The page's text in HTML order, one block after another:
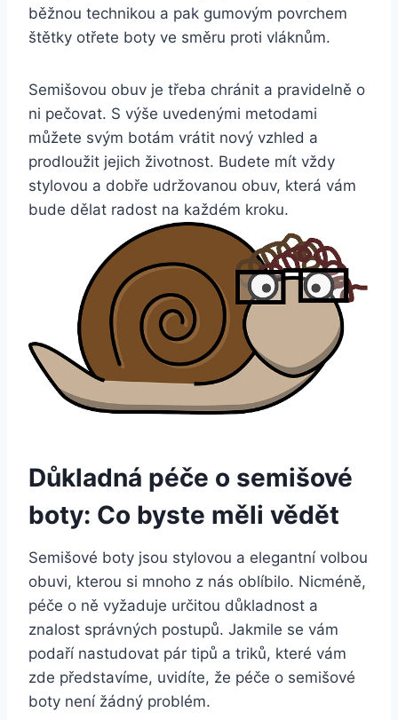
běžnou technikou a pak gumovým povrchem
štětky⁤ otřete⁣ boty ve směru proti vláknům.
Semišovou obuv je třeba chránit a pravidelně o
ni pečovat. S výše uvedenými‌ metodami
můžete svým ‍botám vrátit nový vzhled ⁢a
prodloužit⁤ jejich ‍životnost. ⁣Budete mít vždy
stylovou a dobře ​udržovanou obuv, která vám
bude dělat ⁢radost‍ na ‍každém kroku.
Důkladná‍ péče ‌o semišové‌
boty:⁤ Co byste měli vědět
Semišové boty ​jsou ⁢stylovou a elegantní volbou
obuvi, kterou si mnoho z nás oblíbilo. Nicméně,
péče ​o ně vyžaduje určitou důkladnost ‌a⁤
znalost⁣ správných postupů. ⁣Jakmile se‌ vám
podaří ‍nastudovat pár tipů​ a triků, které ⁢vám‌
zde představíme, uvidíte, že péče o​ semišové
‌boty není ⁤žádný problém.